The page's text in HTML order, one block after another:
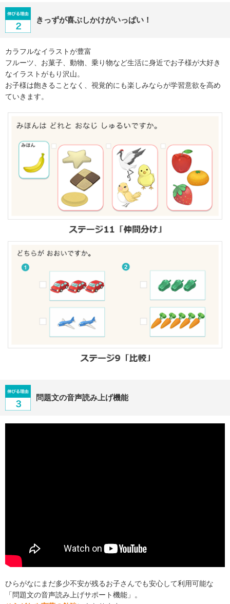
きっずが喜ぶしかけがいっぱい！
カラフルなイラストが豊富
フルーツ、お菓子、動物、乗り物など生活に身近でお子様が大好き
なイラストがもり沢山。
お子様は飽きることなく、視覚的にも楽しみならが学習意欲を高め
ていきます。
問題文の音声読み上げ機能
ひらがなにまだ多少不安が残るお子さんでも安心して利用可能な
「問題文の音声読み上げサポート機能」。